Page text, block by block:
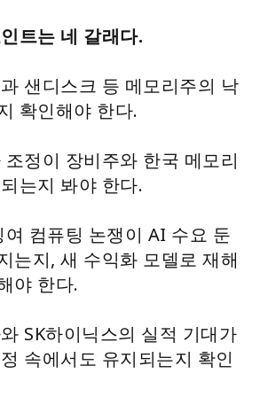
트는 네 갈래다.
샌디스크 등 메모리주의 낙
확인해야 한다.
정이 장비주와 한국 메모리
는지 봐야 한다.
컴퓨팅 논쟁이 AI 수요 둔
는지, 새 수익화 모델로 재해
야 한다.
SK하이닉스의 실적 기대가
속에서도 유지되는지 확인